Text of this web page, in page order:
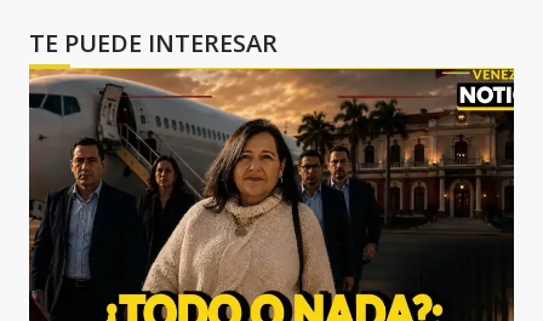
TE PUEDE INTERESAR